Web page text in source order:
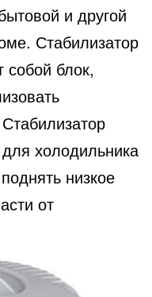
и другой
Стабилизатор
собой блок,
холодильника
низкое
от